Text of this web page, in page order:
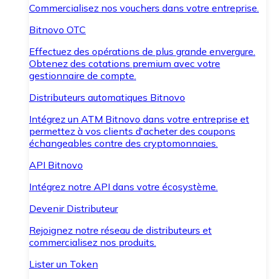
Commercialisez nos vouchers dans votre entreprise.
Bitnovo OTC
Effectuez des opérations de plus grande envergure.
Obtenez des cotations premium avec votre
gestionnaire de compte.
Distributeurs automatiques Bitnovo
Intégrez un ATM Bitnovo dans votre entreprise et
permettez à vos clients d'acheter des coupons
échangeables contre des cryptomonnaies.
API Bitnovo
Intégrez notre API dans votre écosystème.
Devenir Distributeur
Rejoignez notre réseau de distributeurs et
commercialisez nos produits.
Lister un Token